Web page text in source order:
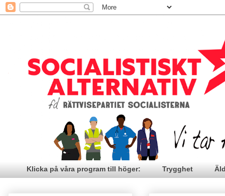
Klicka på våra program till höger: Trygghet